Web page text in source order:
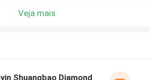
Veja mais
Shuangbao Diamond